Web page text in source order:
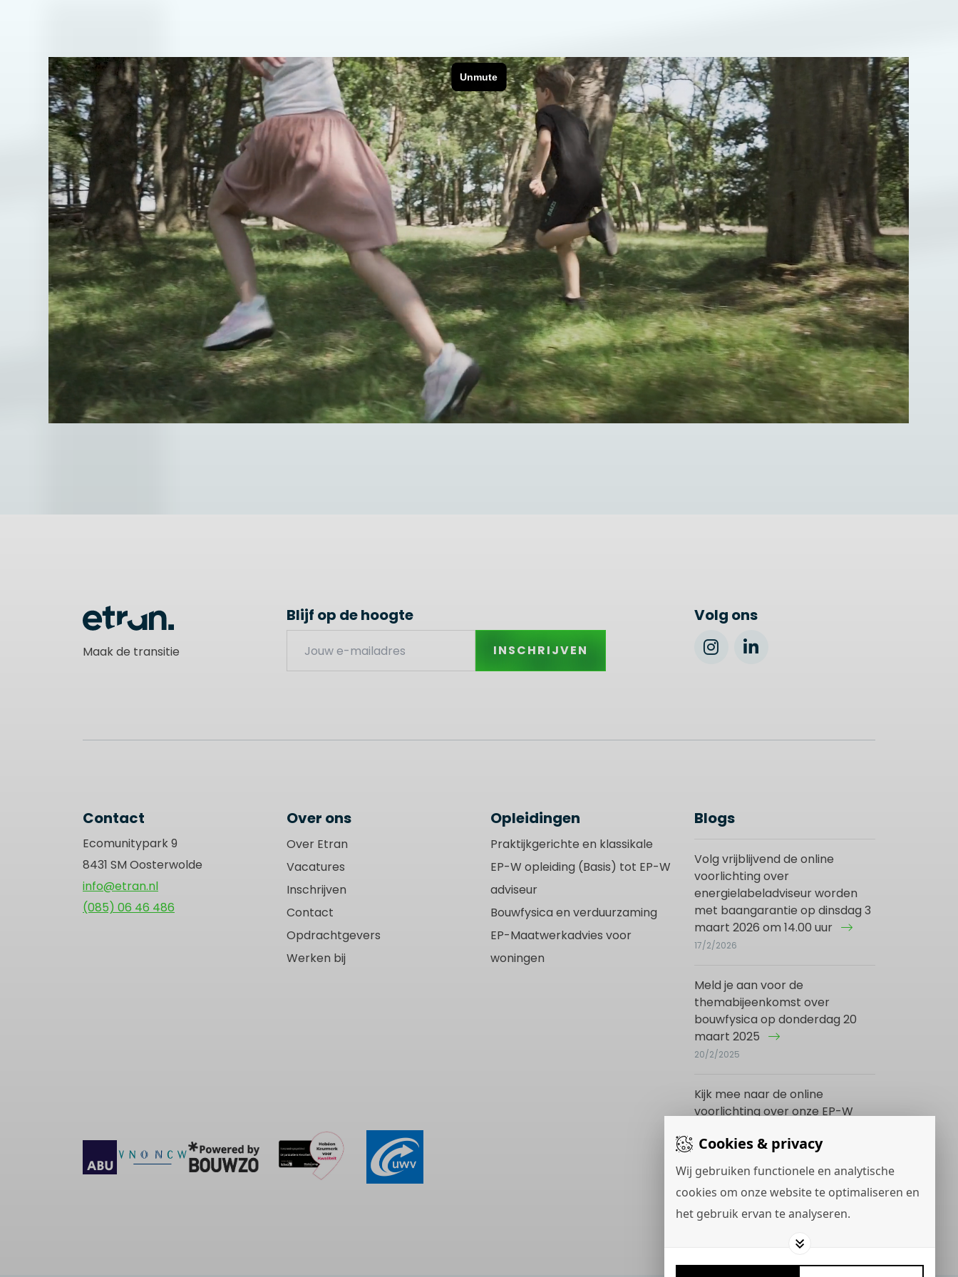
Cookies & privacy
Wij gebruiken functionele en analytische
cookies om onze website te optimaliseren en
het gebruik ervan te analyseren.
Maak de transitie
Blijf op de hoogte
this
field
INSCHRIJVEN
Volg ons
Contact
Ecomunitypark 9
8431 SM Oosterwolde
info@etran.nl
(085) 06 46 486
Over ons
Over Etran
Vacatures
Inschrijven
Contact
Opdrachtgevers
Werken bij
Opleidingen
Praktijkgerichte en klassikale
EP-W opleiding (Basis) tot EP-W
adviseur
Bouwfysica en verduurzaming
EP-Maatwerkadvies voor
woningen
Blogs
Volg vrijblijvend de online
voorlichting over
energielabeladviseur worden
met baangarantie op dinsdag 3
maart 2026 om 14.00 uur
17/2/2026
Meld je aan voor de
themabijeenkomst over
bouwfysica op donderdag 20
maart 2025
20/2/2025
Kijk mee naar de online
voorlichting over onze EP-W